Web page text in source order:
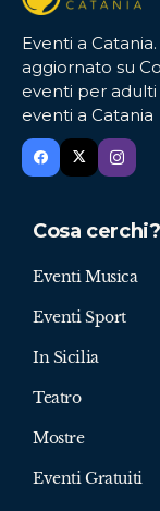
Eventi a
aggiornato su
eventi per
eventi a Catania
Cosa cerchi?
Eventi Musica
Eventi Sport
In Sicilia
Teatro
Mostre
Eventi Gratuiti